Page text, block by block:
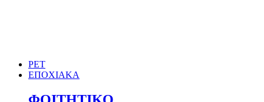
PET
ΕΠΟΧΙΑΚΑ